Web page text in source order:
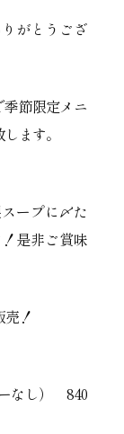
がとうござ
季節限定メニ
ます。
ープに〆た
是非ご賞味
！
なし） 840